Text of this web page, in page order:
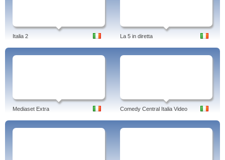
Italia 2 La 5 in diretta
Mediaset Extra Comedy Central Italia Video